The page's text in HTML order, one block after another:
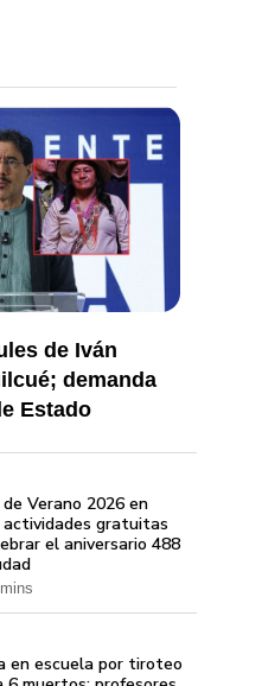
de Iván
demanda
Estado
Verano 2026 en
gratuitas
el aniversario 488
en escuela por tiroteo